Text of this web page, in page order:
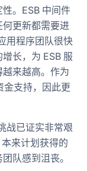
。ESB 中间件
更新都需要进
用程序团队很快
长，为 ESB 服
来越高。作为
金支持，因此更
战已证实非常艰
来计划获得的
队感到沮丧。